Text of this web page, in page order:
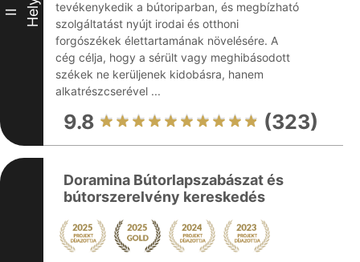
II Hely
tevékenykedik a bútoriparban, és megbízható
szolgáltatást nyújt irodai és otthoni
forgószékek élettartamának növelésére. A
cég célja, hogy a sérült vagy meghibásodott
székek ne kerüljenek kidobásra, hanem
alkatrészcserével ...
9.8 (323)
Doramina Bútorlapszabászat és
bútorszerelvény kereskedés